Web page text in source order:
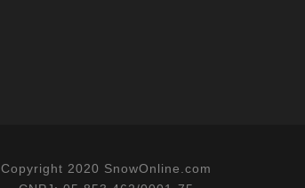
Copyright 2020 SnowOnline.com